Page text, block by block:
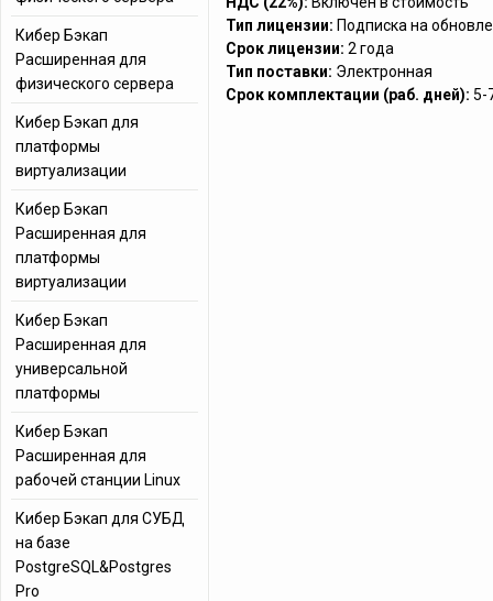
Тип лицензии: Подписка на
Срок лицензии: 2 года
Тип поставки: Электронная
Срок комплектации (раб. дней): 5-
Кибер Бэкап
Расширенная для
физического сервера
Кибер Бэкап для
платформы
виртуализации
Кибер Бэкап
Расширенная для
платформы
виртуализации
Кибер Бэкап
Расширенная для
универсальной
платформы
Кибер Бэкап
Расширенная для
рабочей станции Linux
Кибер Бэкап для СУБД
на базе
PostgreSQL&Postgres
Pro